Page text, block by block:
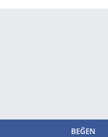
BEĞEN